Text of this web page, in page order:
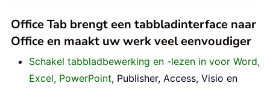
Office Tab brengt een tabbladinterface naar
Office en maakt uw werk veel eenvoudiger
Schakel tabbladbewerking en -lezen in voor Word,
Excel, PowerPoint, Publisher, Access, Visio en